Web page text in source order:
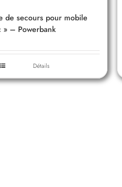
de secours pour mobile
» – Powerbank
Détails